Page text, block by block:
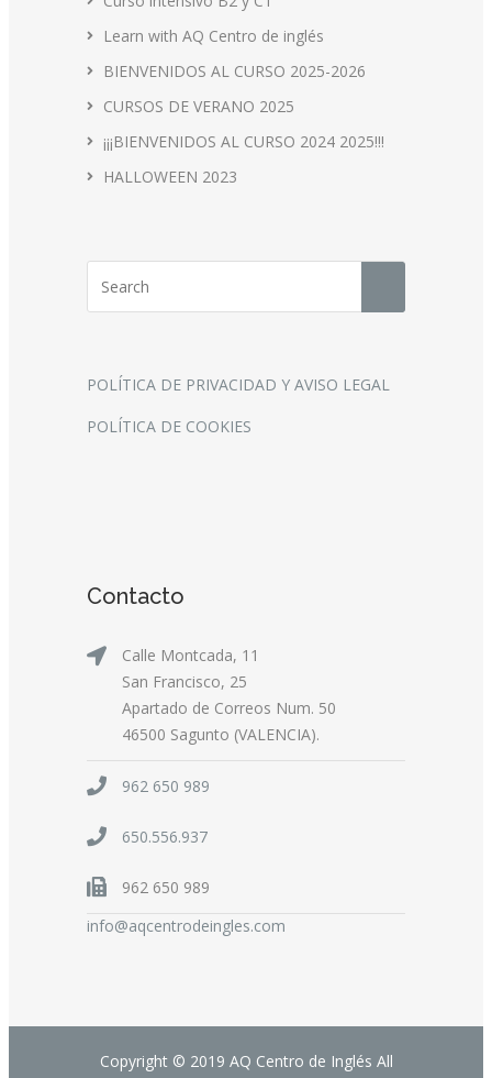
Learn with AQ Centro de inglés
BIENVENIDOS AL CURSO 2025-2026
CURSOS DE VERANO 2025
¡¡¡BIENVENIDOS AL CURSO 2024 2025!!!
HALLOWEEN 2023
POLÍTICA DE PRIVACIDAD Y AVISO LEGAL
POLÍTICA DE COOKIES
Contacto
Calle Montcada, 11
San Francisco, 25
Apartado de Correos Num. 50
46500 Sagunto (VALENCIA).
962 650 989
650.556.937
962 650 989
info@aqcentrodeingles.com
Copyright © 2019 AQ Centro de Inglés All